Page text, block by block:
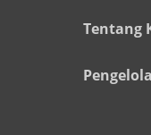
Tentang
Pengelola